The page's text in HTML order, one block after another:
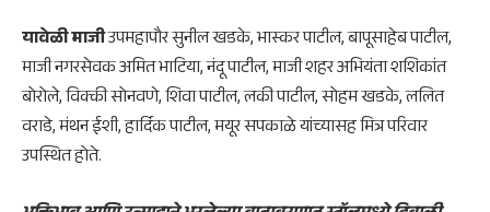
यावेळी माजीउपमहापौर सुनील खडके, भास्कर पाटील, बापूसाहेब पाटील,
माजी नगरसेवक अमित भाटिया, नंदू पाटील, माजी शहर अभियंता शशिकांत
बोरोले, विक्की सोनवणे, शिवा पाटील, लकी पाटील, सोहम खडके, ललित
वराडे, मंथन ईशी, हार्दिक पाटील, मयूर सपकाळे यांच्यासह मित्र परिवार
उपस्थित होते.